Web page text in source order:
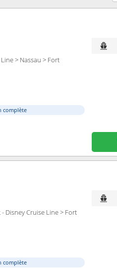
> Nassau > Fort
complète
Disney Cruise Line > Fort
complète